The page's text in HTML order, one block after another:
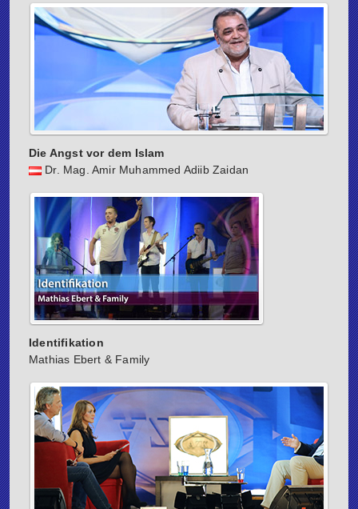
Die Angst vor dem Islam
Dr. Mag. Amir Muhammed Adiib Zaidan
Identifikation
Mathias Ebert & Family